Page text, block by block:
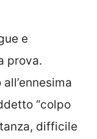
e
prova.
“colpo
difficile